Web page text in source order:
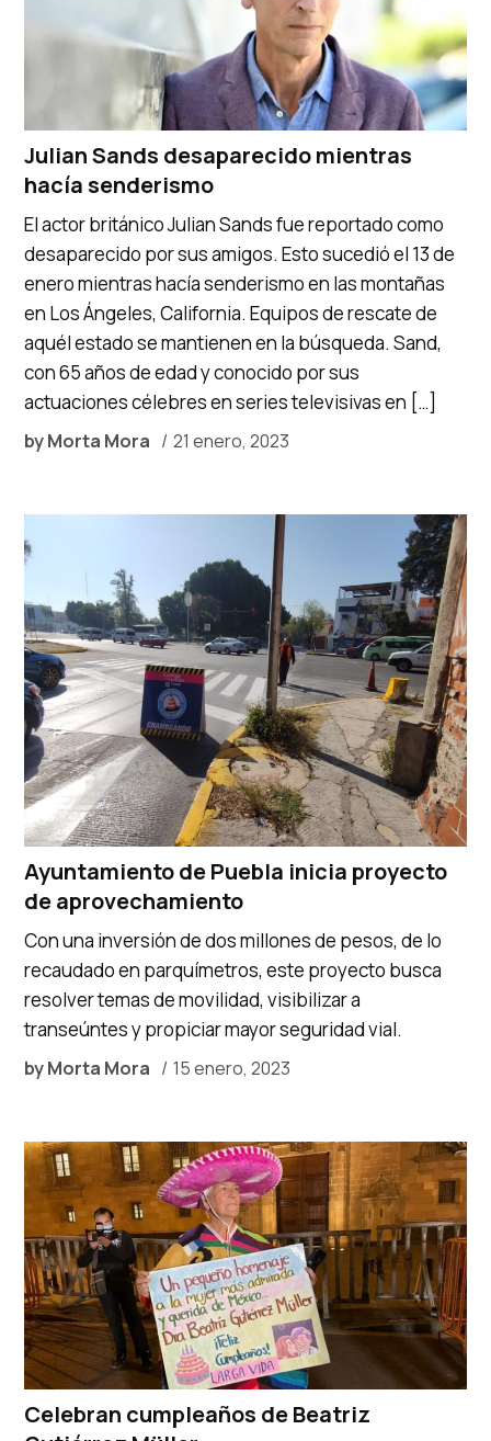
Julian Sands desaparecido mientras
hacía senderismo
byMorta Mora 21 enero, 2023
El actor británico Julian Sands fue reportado como
desaparecido por sus amigos. Esto sucedió el 13 de
enero mientras hacía senderismo en las montañas
en Los Ángeles, California. Equipos de rescate de
aquél estado se mantienen en la búsqueda. Sand,
con 65 años de edad y conocido por sus
actuaciones célebres en series televisivas en […]
Ayuntamiento de Puebla inicia proyecto
de aprovechamiento
byMorta Mora 15 enero, 2023
Con una inversión de dos millones de pesos, de lo
recaudado en parquímetros, este proyecto busca
resolver temas de movilidad, visibilizar a
transeúntes y propiciar mayor seguridad vial.
Celebran cumpleaños de Beatriz